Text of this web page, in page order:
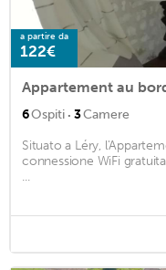
a partire da
122€
Appartement au
6Ospiti · 3Camere
Situato a Léry,
connessione WiFi
...